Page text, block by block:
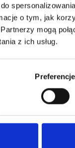
o tym, jak
mogą
z ich usług.
Preferencje